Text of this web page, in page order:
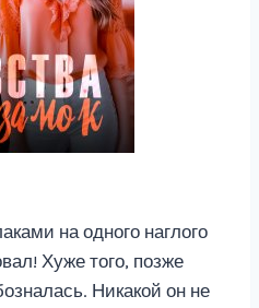
на одного наглого
Хуже того, позже
Никакой он не